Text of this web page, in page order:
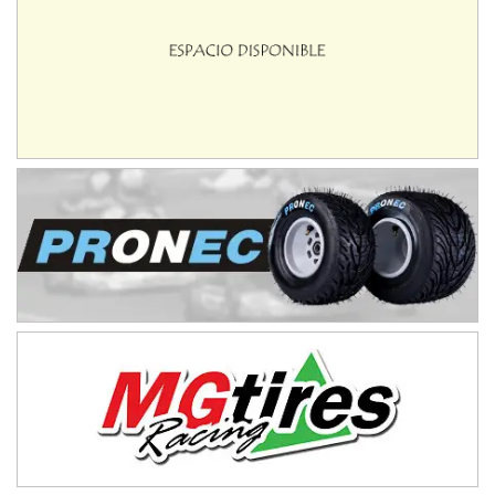
IAME SERIES ARGENTINA 6
Ciudad de Trenque Lauquen (Asfalto)
Trenque Lauquen (Buenos Aires)
ENTRERRIANO - F6 (POSTERGADA)
Parque de la Velocidad (Asfalto)
Villaguay (Entre Ríos)
El Cerro (Tierra)
PATAGONICO - F6
Moto Club Reginense (Tierra)
Gral. E. Godoy (Río Negro)